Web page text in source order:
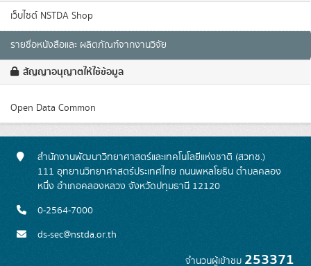
เว็บไซต์ NSTDA Shop
รายชื่อหนังสือและ ผลิตภัณฑ์จากงานวิจัย
สัญญาอนุญาตให้ใช้ข้อมูล
Open Data Common
สำนักงานพัฒนาวิทยาศาสตร์และเทคโนโลยีแห่งชาติ (สวทช.)
111 อุทยานวิทยาศาสตร์ประเทศไทย ถนนพหลโยธิน ตำบลคลอง
หนึ่ง อำเภอคลองหลวง จังหวัดปทุมธานี 12120
0-2564-7000
ds-sec@nstda.or.th
จำนวนผู้เข้าชม 253371